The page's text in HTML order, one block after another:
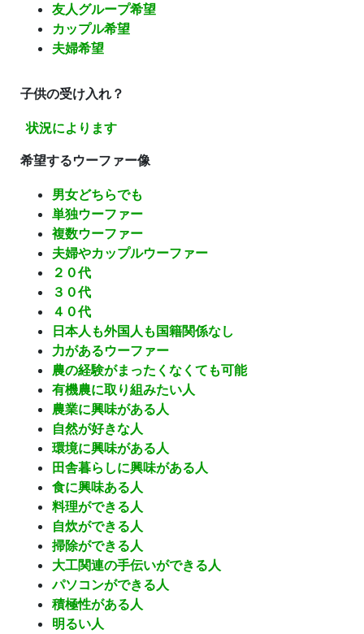
友人グループ希望
カップル希望
夫婦希望
子供の受け入れ？
状況によります
希望するウーファー像
男女どちらでも
単独ウーファー
複数ウーファー
夫婦やカップルウーファー
２０代
３０代
４０代
日本人も外国人も国籍関係なし
力があるウーファー
農の経験がまったくなくても可能
有機農に取り組みたい人
農業に興味がある人
自然が好きな人
環境に興味がある人
田舎暮らしに興味がある人
食に興味ある人
料理ができる人
自炊ができる人
掃除ができる人
大工関連の手伝いができる人
パソコンができる人
積極性がある人
明るい人